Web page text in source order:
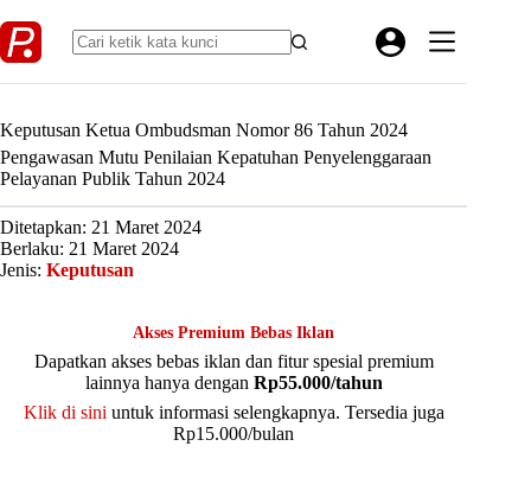
to
content
Keputusan Ketua Ombudsman Nomor 86 Tahun 2024
Pengawasan Mutu Penilaian Kepatuhan Penyelenggaraan
Pelayanan Publik Tahun 2024
Ditetapkan: 21 Maret 2024
Berlaku: 21 Maret 2024
Jenis: Keputusan
Akses Premium Bebas Iklan
Dapatkan akses bebas iklan dan fitur spesial premium
lainnya hanya dengan Rp55.000/tahun
Klik di sini untuk informasi selengkapnya. Tersedia juga
Rp15.000/bulan